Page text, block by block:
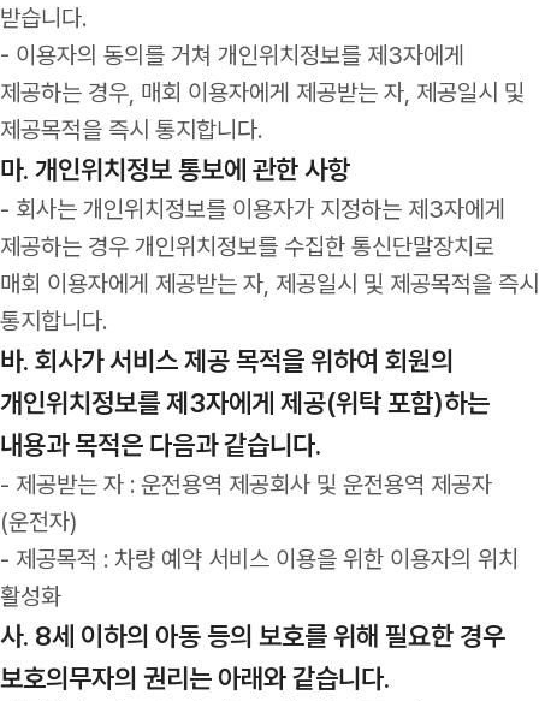
받습니다.
- 이용자의 동의를 거쳐 개인위치정보를 제3자에게
제공하는 경우, 매회 이용자에게 제공받는 자, 제공일시 및
제공목적을 즉시 통지합니다.
마. 개인위치정보 통보에 관한 사항
- 회사는 개인위치정보를 이용자가 지정하는 제3자에게
제공하는 경우 개인위치정보를 수집한 통신단말장치로
매회 이용자에게 제공받는 자, 제공일시 및 제공목적을 즉시
통지합니다.
바. 회사가 서비스 제공 목적을 위하여 회원의
개인위치정보를 제3자에게 제공(위탁 포함)하는
내용과 목적은 다음과 같습니다.
- 제공받는 자 : 운전용역 제공회사 및 운전용역 제공자
(운전자)
- 제공목적 : 차량 예약 서비스 이용을 위한 이용자의 위치
활성화
사. 8세 이하의 아동 등의 보호를 위해 필요한 경우
보호의무자의 권리는 아래와 같습니다.